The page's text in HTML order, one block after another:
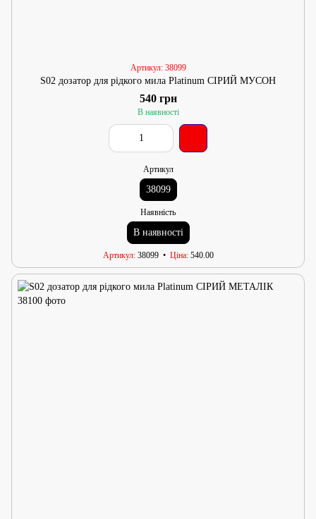
Артикул: 38099
S02 дозатор для рідкого мила Platinum СІРИЙ МУСОН
540 грн
В наявності
Артикул
38099
Наявність
В наявності
Артикул 38099 Ціна 540.00